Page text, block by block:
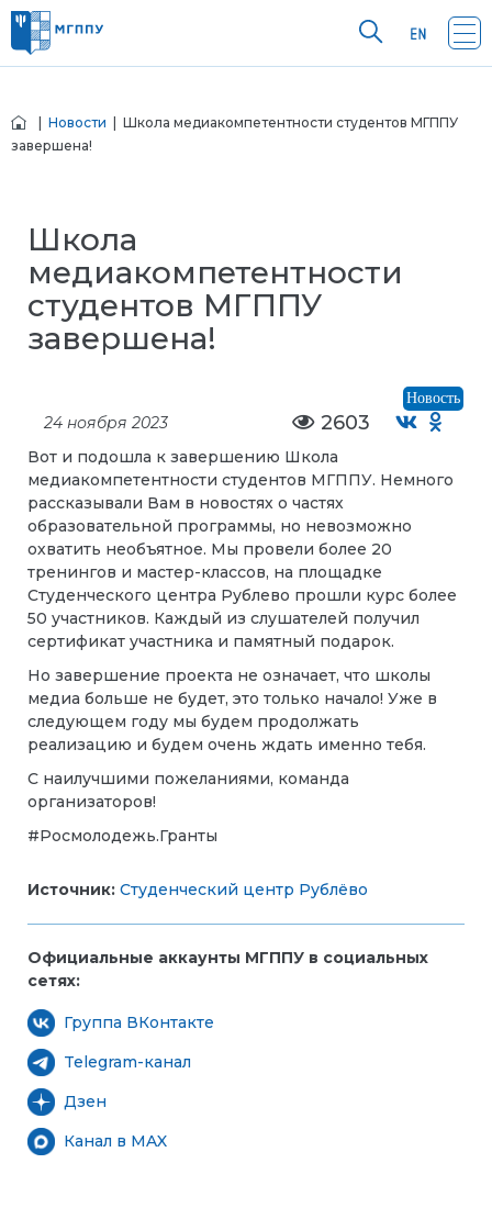
Новости | Школа медиакомпетентности студентов МГППУ
завершена!
Школа
медиакомпетентности
студентов МГППУ
завершена!
Новость
24 ноября 2023 2603
Вот и подошла к завершению Школа
медиакомпетентности студентов МГППУ. Немного
рассказывали Вам в новостях о частях
образовательной программы, но невозможно
охватить необъятное. Мы провели более 20
тренингов и мастер-классов, на площадке
Студенческого центра Рублево прошли курс более
50 участников. Каждый из слушателей получил
сертификат участника и памятный подарок.
Но завершение проекта не означает, что школы
медиа больше не будет, это только начало! Уже в
следующем году мы будем продолжать
реализацию и будем очень ждать именно тебя.
С наилучшими пожеланиями, команда
организаторов!
#Росмолодежь.Гранты
Источник: Студенческий центр Рублёво
Официальные аккаунты МГППУ в социальных
сетях:
Группа ВКонтакте
Telegram-канал
Дзен
Канал в MAX